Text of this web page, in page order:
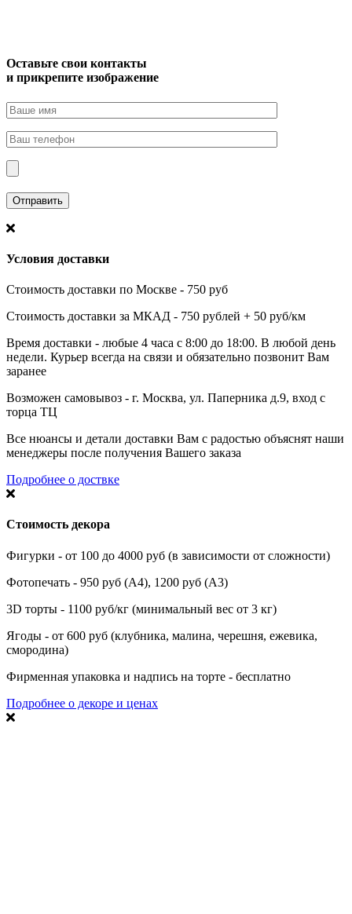
Оставьте свои контакты
и прикрепите изображение
Условия доставки
Стоимость доставки по Москве - 750 руб
Стоимость доставки за МКАД - 750 рублей + 50 руб/км
Время доставки - любые 4 часа с 8:00 до 18:00. В любой день
недели. Курьер всегда на связи и обязательно позвонит Вам
заранее
Возможен самовывоз - г. Москва, ул. Паперника д.9, вход с
торца ТЦ
Все нюансы и детали доставки Вам с радостью объяснят наши
менеджеры после получения Вашего заказа
Подробнее о доствке
Стоимость декора
Фигурки - от 100 до 4000 руб (в зависимости от сложности)
Фотопечать - 950 руб (А4), 1200 руб (А3)
3D торты - 1100 руб/кг (минимальный вес от 3 кг)
Ягоды - от 600 руб (клубника, малина, черешня, ежевика,
смородина)
Фирменная упаковка и надпись на торте - бесплатно
Подробнее о декоре и ценах